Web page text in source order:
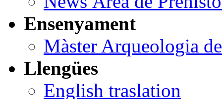
Ensenyament
Màster Arqueologia
Llengües
English traslation